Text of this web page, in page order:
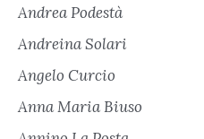
Andrea Podestà
Andreina Solari
Angelo Curcio
Anna Maria Biuso